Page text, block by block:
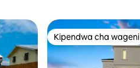
Kipendwa cha wageni
Kipendwa cha wageni